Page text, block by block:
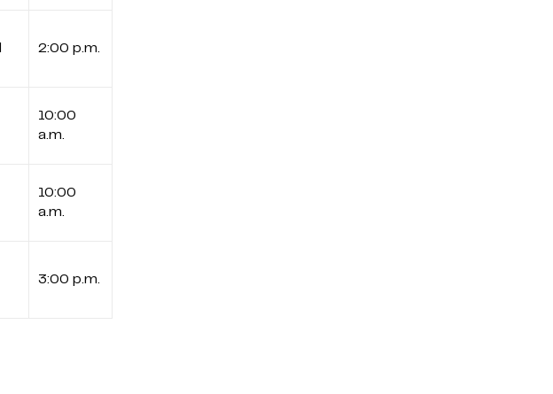
2:00 p.m.
10:00
a.m.
10:00
a.m.
3:00 p.m.